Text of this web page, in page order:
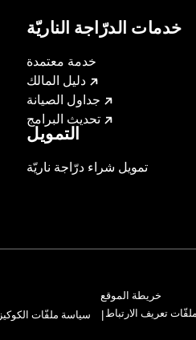
خدمات الدرّاجة الناريّة
خدمة معتمدة
دليل المالك
جداول الصيانة
تحديث البرامج
التمويل
تمويل شراء درّاجة ناريّة
خريطة الموقع
سياسة ملفّات الكوكيز تعريف الارتباط